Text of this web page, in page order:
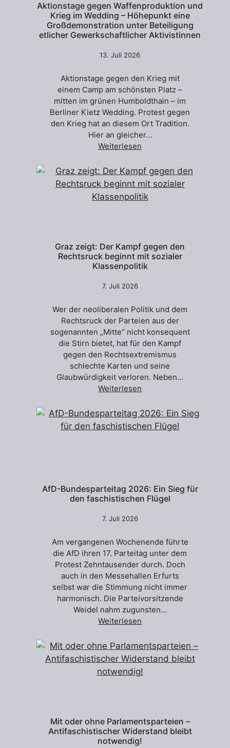
Aktionstage gegen Waffenproduktion und
Krieg im Wedding – Höhepunkt eine
Großdemonstration unter Beteiligung
etlicher Gewerkschaftlicher Aktivistinnen
13. Juli 2026
Aktionstage gegen den Krieg mit
einem Camp am schönsten Platz –
mitten im grünen Humboldthain – im
Berliner Kietz Wedding. Protest gegen
den Krieg hat an diesem Ort Tradition.
Hier an gleicher…
Weiterlesen
Graz zeigt: Der Kampf gegen den
Rechtsruck beginnt mit sozialer
Klassenpolitik
7. Juli 2026
Wer der neoliberalen Politik und dem
Rechtsruck der Parteien aus der
sogenannten „Mitte“ nicht konsequent
die Stirn bietet, hat für den Kampf
gegen den Rechtsextremismus
schlechte Karten und seine
Glaubwürdigkeit verloren. Neben…
Weiterlesen
AfD-Bundesparteitag 2026: Ein Sieg für
den faschistischen Flügel
7. Juli 2026
Am vergangenen Wochenende führte
die AfD ihren 17. Parteitag unter dem
Protest Zehntausender durch. Doch
auch in den Messehallen Erfurts
selbst war die Stimmung nicht immer
harmonisch. Die Parteivorsitzende
Weidel nahm zugunsten…
Weiterlesen
Mit oder ohne Parlamentsparteien –
Antifaschistischer Widerstand bleibt
notwendig!